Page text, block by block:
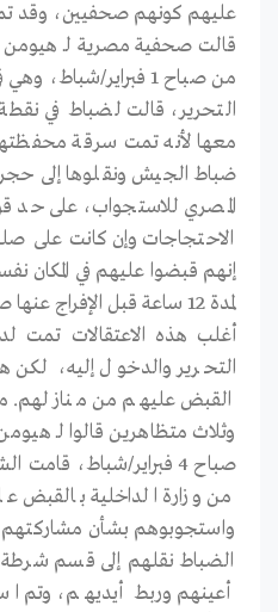
عليهم كونهم صحفيين، وقد
قالت صحفية مصرية لـ
من صباح 1 فبراير/
التحرير، قالت لضباط في
معها لأنه تمت سرقة
ضباط الجيش ونقلوها إلى
المصري للاستجواب، على حد
الاحتجاجات وإن كانت على
إنهم قبضوا عليهم في المكان
لمدة 12 ساعة قبل الإفراج عنها صباح اليوم التالي.
أغلب هذه الاعتقالات تمت
التحرير والدخول إليه، لكن
القبض عليهم من
وثلاث متظاهرين قالوا لـ
صباح 4 فبراير/شباط،
من وزارة الداخلية
واستجوبوهم بشأن مشاركتهم
الضباط نقلهم إلى قسم
أعينهم وربط أيديهم، وتم